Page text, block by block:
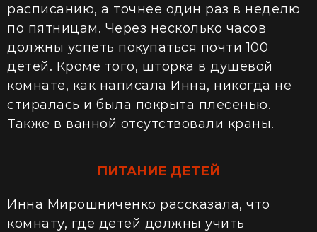
расписанию, а точнее один раз в неделю
по пятницам. Через несколько часов
должны успеть покупаться почти 100
детей. Кроме того, шторка в душевой
комнате, как написала Инна, никогда не
стиралась и была покрыта плесенью.
Также в ванной отсутствовали краны.
ПИТАНИЕ ДЕТЕЙ
Инна Мирошниченко рассказала, что
комнату, где детей должны учить